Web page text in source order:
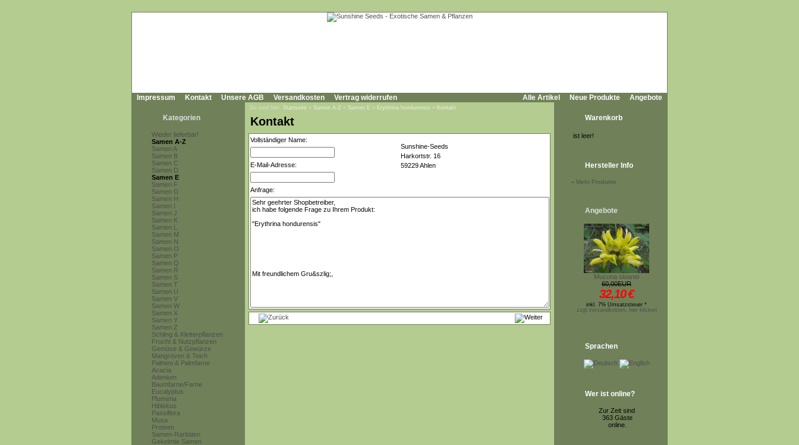
Impressum Kontakt Unsere AGB Versandkosten Vertrag widerrufen Alle Artikel Neue Produkte Angebote
Kategorien
Wieder lieferbar!
Samen A-Z
Samen A
Samen B
Samen C
Samen D
Samen E
Samen F
Samen G
Samen H
Samen I
Samen J
Samen K
Samen L
Samen M
Samen N
Samen O
Samen P
Samen Q
Samen R
Samen S
Samen T
Samen U
Samen V
Samen W
Samen X
Samen Y
Samen Z
Schling & Kletterpflanzen
Frucht & Nutzpflanzen
Gemüse & Gewürze
Mangroven & Teich
Palmen & Palmfarne
Acacia
Adenium
Baumfarne/Farne
Eucalyptus
Plumeria
Hibiskus
Passiflora
Musa
Proteen
Samen-Raritäten
Gekeimte Samen
Sie sind hier: Startseite » Samen A-Z » Samen E » Erythrina hondurensis » Kontakt
Kontakt
Vollständiger Name:
Sunshine-Seeds
Harkortstr. 16
59229 Ahlen
E-Mail-Adresse:
Anfrage:
Warenkorb
ist leer!
Hersteller Info
- Mehr Produkte
Angebote
Mucuna sloanei
60,00EUR
32,10€
inkl. 7% Umsatzsteuer *
zzgl.Versandkosten, hier klicken
Sprachen
Wer ist online?
Zur Zeit sind
363 Gäste
online.